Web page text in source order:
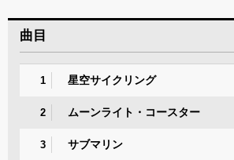
曲目
1 星空サイクリング
2 ムーンライト・コースター
3 サブマリン